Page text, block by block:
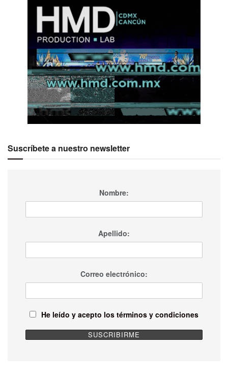
Suscríbete a nuestro newsletter
Nombre:
Apellido:
Correo electrónico:
He leído y acepto los términos y condiciones